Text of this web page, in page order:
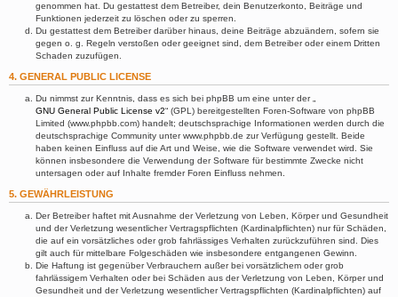
genommen hat. Du gestattest dem Betreiber, dein Benutzerkonto, Beiträge und
Funktionen jederzeit zu löschen oder zu sperren.
Du gestattest dem Betreiber darüber hinaus, deine Beiträge abzuändern, sofern sie
gegen o. g. Regeln verstoßen oder geeignet sind, dem Betreiber oder einem Dritten
Schaden zuzufügen.
4. GENERAL PUBLIC LICENSE
Du nimmst zur Kenntnis, dass es sich bei phpBB um eine unter der „
GNU General Public License v2“ (GPL) bereitgestellten Foren-Software von phpBB
Limited (www.phpbb.com) handelt; deutschsprachige Informationen werden durch die
deutschsprachige Community unter www.phpbb.de zur Verfügung gestellt. Beide
haben keinen Einfluss auf die Art und Weise, wie die Software verwendet wird. Sie
können insbesondere die Verwendung der Software für bestimmte Zwecke nicht
untersagen oder auf Inhalte fremder Foren Einfluss nehmen.
5. GEWÄHRLEISTUNG
Der Betreiber haftet mit Ausnahme der Verletzung von Leben, Körper und Gesundheit
und der Verletzung wesentlicher Vertragspflichten (Kardinalpflichten) nur für Schäden,
die auf ein vorsätzliches oder grob fahrlässiges Verhalten zurückzuführen sind. Dies
gilt auch für mittelbare Folgeschäden wie insbesondere entgangenen Gewinn.
Die Haftung ist gegenüber Verbrauchern außer bei vorsätzlichem oder grob
fahrlässigem Verhalten oder bei Schäden aus der Verletzung von Leben, Körper und
Gesundheit und der Verletzung wesentlicher Vertragspflichten (Kardinalpflichten) auf